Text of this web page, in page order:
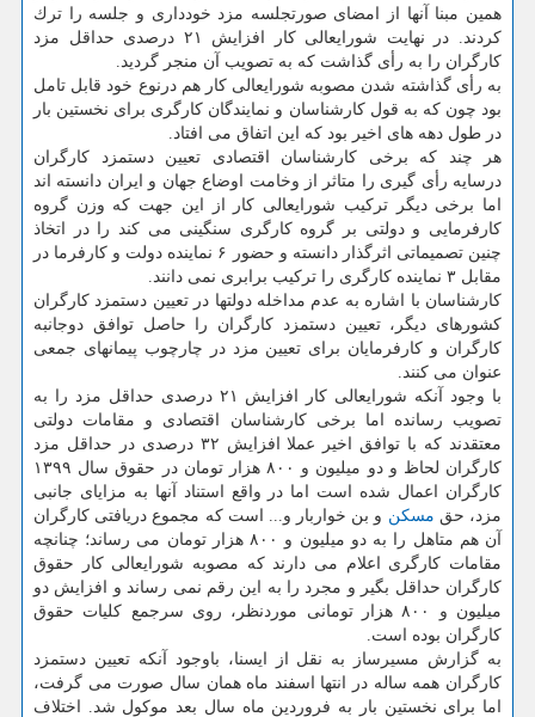
همین مبنا آنها از امضای صورتجلسه مزد خودداری و جلسه را ترك
كردند. در نهایت شورایعالی كار افزایش ۲۱ درصدی حداقل مزد
كارگران را به رأی گذاشت كه به تصویب آن منجر گردید.
به رأی گذاشته شدن مصوبه شورایعالی كار هم درنوع خود قابل تامل
بود چون كه به قول كارشناسان و نمایندگان كارگری برای نخستین بار
در طول دهه های اخیر بود كه این اتفاق می افتاد.
هر چند كه برخی كارشناسان اقتصادی تعیین دستمزد كارگران
درسایه رأی گیری را متاثر از وخامت اوضاع جهان و ایران دانسته اند
اما برخی دیگر تركیب شورایعالی كار از این جهت كه وزن گروه
كارفرمایی و دولتی بر گروه كارگری سنگینی می كند را در اتخاذ
چنین تصمیماتی اثرگذار دانسته و حضور ۶ نماینده دولت و كارفرما در
مقابل ۳ نماینده كارگری را تركیب برابری نمی دانند.
كارشناسان با اشاره به عدم مداخله دولتها در تعیین دستمزد كارگران
كشورهای دیگر، تعیین دستمزد كارگران را حاصل توافق دوجانبه
كارگران و كارفرمایان برای تعیین مزد در چارچوب پیمانهای جمعی
عنوان می كنند.
با وجود آنكه شورایعالی كار افزایش ۲۱ درصدی حداقل مزد را به
تصویب رسانده اما برخی كارشناسان اقتصادی و مقامات دولتی
معتقدند كه با توافق اخیر عملا افزایش ۳۲ درصدی در حداقل مزد
كارگران لحاظ و دو میلیون و ۸۰۰ هزار تومان در حقوق سال ۱۳۹۹
كارگران اعمال شده است اما در واقع استناد آنها به مزایای جانبی
مزد، حق مسكن و بن خواربار و... است كه مجموع دریافتی كارگران
آن هم متاهل را به دو میلیون و ۸۰۰ هزار تومان می رساند؛ چنانچه
مقامات كارگری اعلام می دارند كه مصوبه شورایعالی كار حقوق
كارگران حداقل بگیر و مجرد را به این رقم نمی رساند و افزایش دو
میلیون و ۸۰۰ هزار تومانی موردنظر، روی سرجمع كلیات حقوق
كارگران بوده است.
به گزارش مسیرساز به نقل از ایسنا، باوجود آنكه تعیین دستمزد
كارگران همه ساله در انتها اسفند ماه همان سال صورت می گرفت،
اما برای نخستین بار به فروردین ماه سال بعد موكول شد. اختلاف